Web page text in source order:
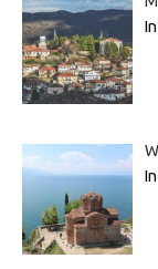
In
In